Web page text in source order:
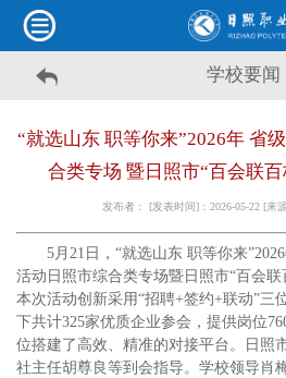
学校要闻
“就选山东 职等你来”2026年 省
合类专场 暨日照市“百会联
发布者： [发表时间]：2026-05-22 [来
5月21日，“就选山东 职等你来
活动日照市综合类专场暨日照市“百会联
本次活动创新采用“招聘+签约+联动”三
下共计325家优质企业参会，提供岗位
位搭建了高效、精准的对接平台。日照
社主任胡尊良等到会指导。学校领导肖